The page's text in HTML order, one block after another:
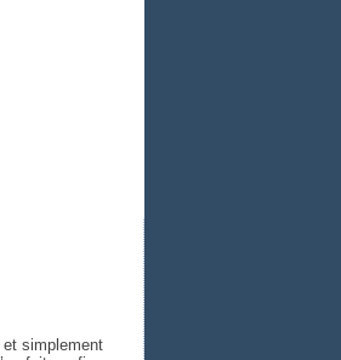
et simplement